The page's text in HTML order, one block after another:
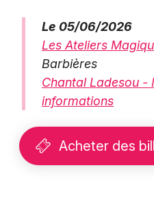
Le 05/06/2026
Les Ateliers
Barbières
Chantal Ladesou -
informations
Acheter des